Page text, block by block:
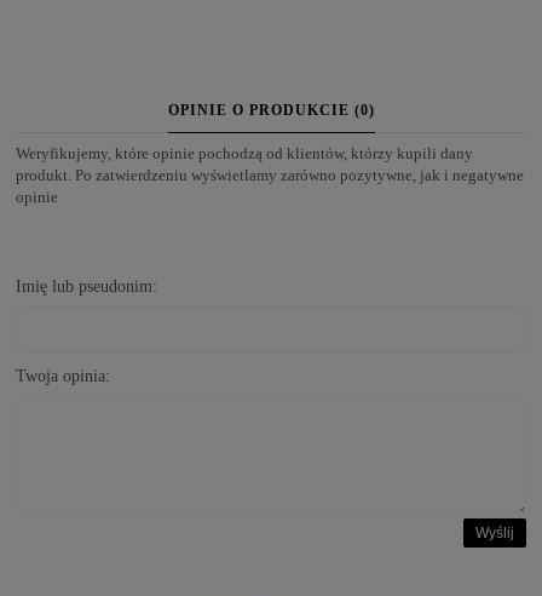
OPINIE O PRODUKCIE (0)
Weryfikujemy, które opinie pochodzą od klientów, którzy kupili dany
produkt. Po zatwierdzeniu wyświetlamy zarówno pozytywne, jak i negatywne
opinie
Imię lub pseudonim:
Twoja opinia:
Wyślij